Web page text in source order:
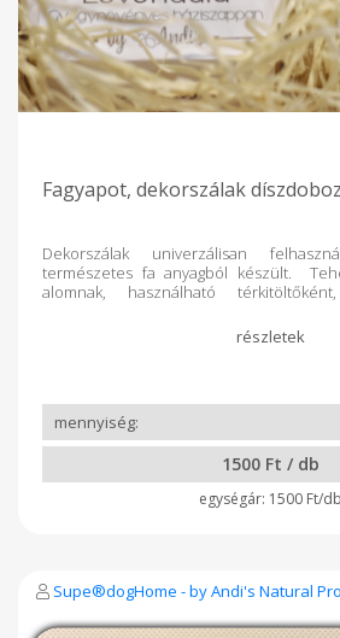
Fagyapot, dekorszálak
Dekorszálak univerzálisan
természetes fa anyagból készült.
alomnak, használható
dekoratív célokra is. Fa gyapot 100%
az elhasználását követően
1500 Ft / db
1500 Ft/db
Supe®dogHome - by Andi's Natural